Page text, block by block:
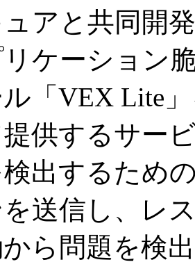
アと共同開
ケーション
「VEX Lite」
供するサー
検出するため
を送信し、レ
ら問題を検